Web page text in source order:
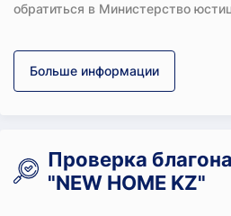
обратиться в Министерство
Больше информации
Проверка
"NEW HOME KZ"